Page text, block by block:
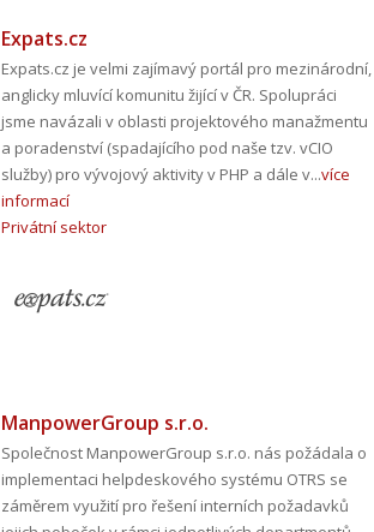
Expats.cz
Expats.cz je velmi zajímavý portál pro mezinárodní,
anglicky mluvící komunitu žijící v ČR. Spolupráci
jsme navázali v oblasti projektového manažmentu
a poradenství (spadajícího pod naše tzv. vCIO
služby) pro vývojový aktivity v PHP a dále v...více
informací
Privátní sektor
ManpowerGroup s.r.o.
Společnost ManpowerGroup s.r.o. nás požádala o
implementaci helpdeskového systému OTRS se
záměrem využití pro řešení interních požadavků